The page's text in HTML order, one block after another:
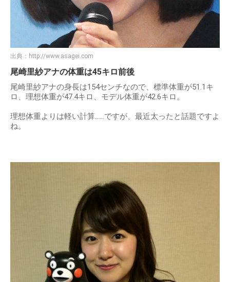
出典： http://www.asagei.com
尾崎里紗アナの体重は45キロ前後
尾崎里紗アナの身長は154センチなので、標準体重が51.1キ
ロ、理想体重が47.4キロ、モデル体重が42.6キロ。
理想体重よりは軽い計算……ですが、最近太ったと話題ですよ
ね。